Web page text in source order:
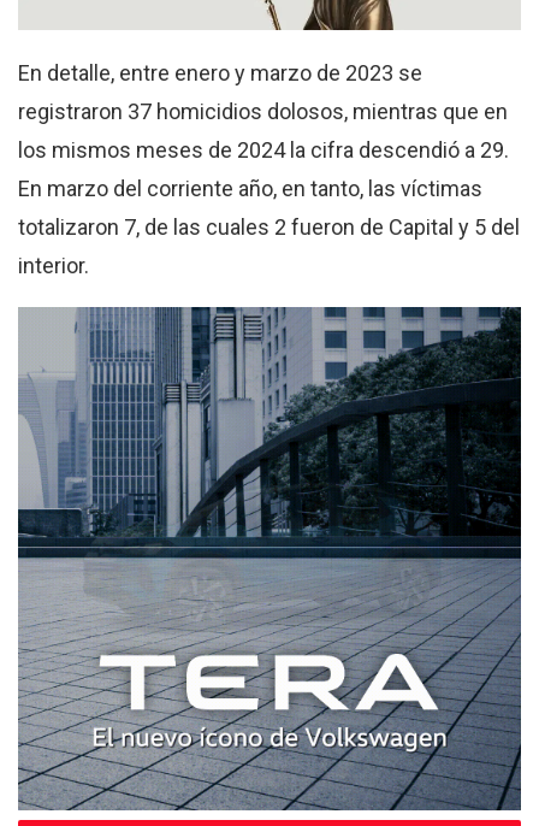
En detalle, entre enero y marzo de 2023 se
registraron 37 homicidios dolosos, mientras que en
los mismos meses de 2024 la cifra descendió a 29.
En marzo del corriente año, en tanto, las víctimas
totalizaron 7, de las cuales 2 fueron de Capital y 5 del
interior.